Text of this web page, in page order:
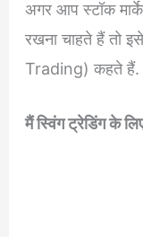
अगर आप स्टॉक
रखना चाहते हैं तो
Trading) कहते हैं.
मैं स्विंग ट्रेडिंग के